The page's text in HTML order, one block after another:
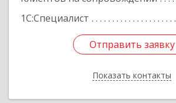
1С:Специалист
Отправить заявку
Показать контакты
Отправить заявку
Назад